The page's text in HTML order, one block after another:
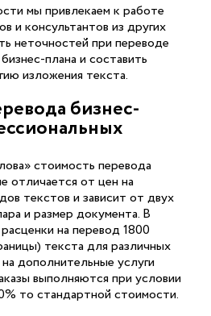
мы привлекаем к работе
и консультантов из других
неточностей при переводе
плана и составить
изложения текста.
бизнес-
стоимость перевода
отличается от цен на
текстов и зависит от двух
и размер документа. В
на перевод 1800
текста для различных
дополнительные услуги
выполняются при условии
то стандартной стоимости.